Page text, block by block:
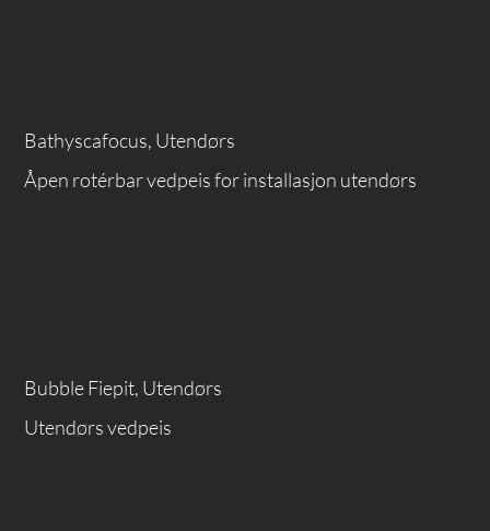
Bathyscafocus, Utendørs
Åpen rotérbar vedpeis for installasjon utendørs
Bubble Fiepit, Utendørs
Utendørs vedpeis